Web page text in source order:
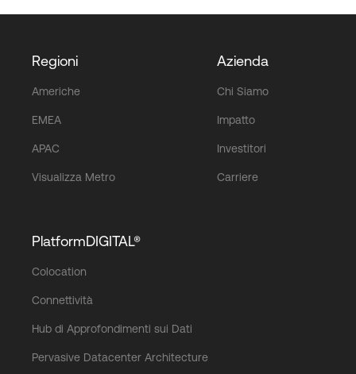
Regioni
Americhe
EMEA
APAC
Visualizza Metro
Azienda
Chi Siamo
Impatto
Investitori
Carriere
PlatformDIGITAL®
Colocation
Connettività
Hub di Approfondimenti sui Dati
Pervasive Datacenter Architecture